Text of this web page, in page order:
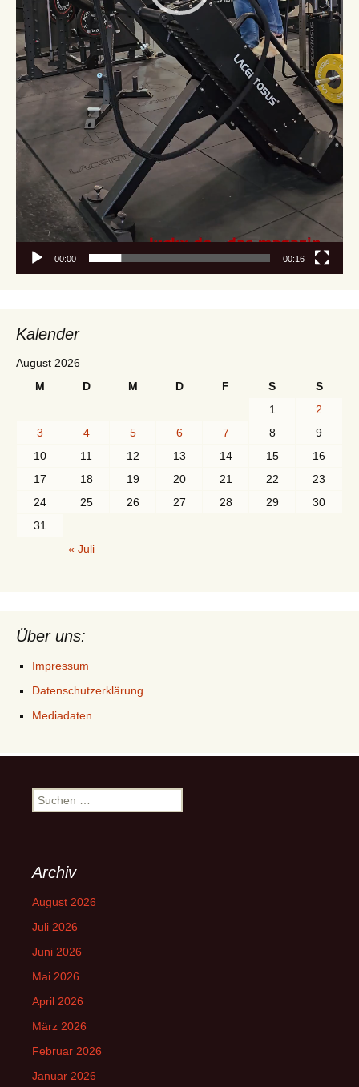
00:00 00:16
Kalender
August 2026
M
D M D F S
S
1
2
3
4 5 6 7 8
9
10
11 12 13 14 15
16
17
18 19 20 21 22
23
24
25 26 27 28 29
30
31
« Juli
Über uns:
Impressum
Datenschutzerklärung
Mediadaten
Suchen
nach:
Archiv
August 2026
Juli 2026
Juni 2026
Mai 2026
April 2026
März 2026
Februar 2026
Januar 2026